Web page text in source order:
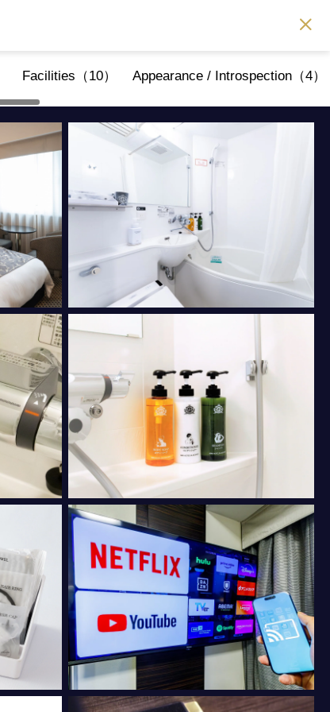
Facilities（10） Appearance / Introspection（4）